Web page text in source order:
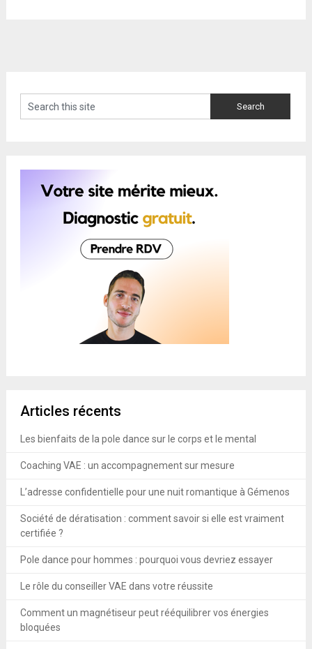
Articles récents
Les bienfaits de la pole dance sur le corps et le mental
Coaching VAE : un accompagnement sur mesure
L’adresse confidentielle pour une nuit romantique à Gémenos
Société de dératisation : comment savoir si elle est vraiment
certifiée ?
Pole dance pour hommes : pourquoi vous devriez essayer
Le rôle du conseiller VAE dans votre réussite
Comment un magnétiseur peut rééquilibrer vos énergies
bloquées